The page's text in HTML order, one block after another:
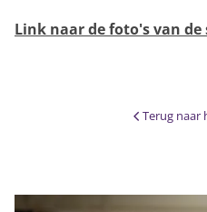
Link naar de foto's van
Terug naar